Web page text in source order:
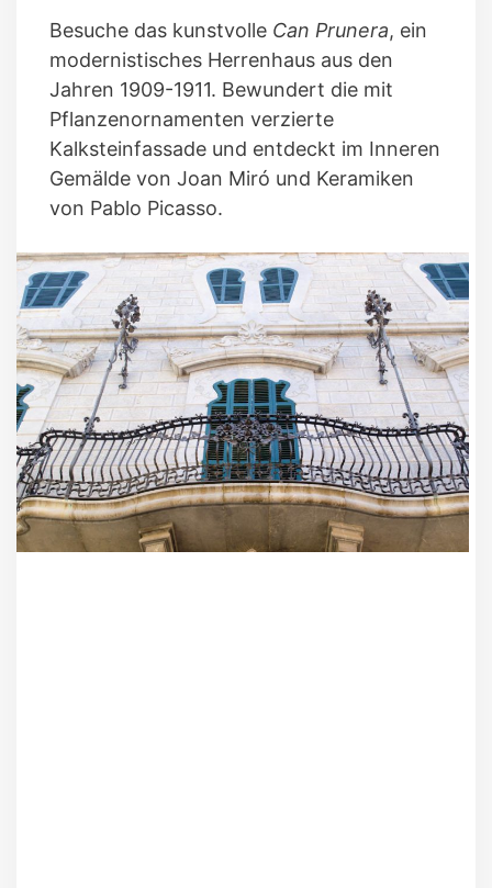
Besuche das kunstvolle Can Prunera, ein
modernistisches Herrenhaus aus den
Jahren 1909-1911. Bewundert die mit
Pflanzenornamenten verzierte
Kalksteinfassade und entdeckt im Inneren
Gemälde von Joan Miró und Keramiken
von Pablo Picasso.